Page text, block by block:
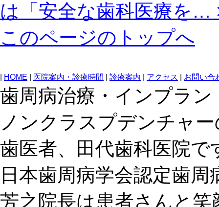
は「安全な歯科医療を…
このページのトップへ
HOME 医院案内・診療時間 診療案内 アクセス お問い合
歯周病治療・インプラ
ノンクラスプデンチャ
歯医者、田代歯科医院で
日本歯周病学会認定歯
芳之院長は患者さんと